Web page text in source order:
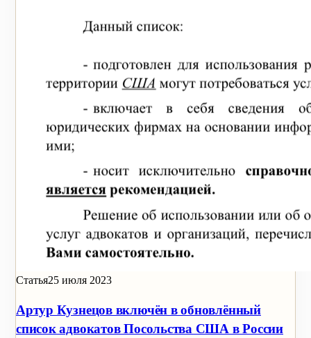
Статья25 июля 2023
Артур Кузнецов включён в обновлённый
список адвокатов Посольства США в России